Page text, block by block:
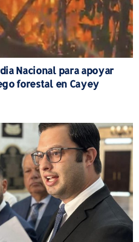
Nacional para apoyar
forestal en Cayey